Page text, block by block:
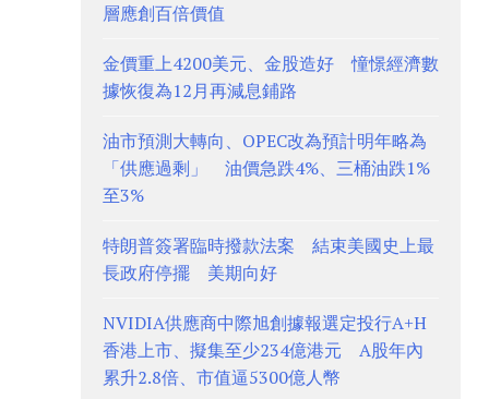
層應創百倍價值
金價重上4200美元、金股造好 憧憬經濟數
據恢復為12月再減息鋪路
油市預測大轉向、OPEC改為預計明年略為
「供應過剩」 油價急跌4%、三桶油跌1%
至3%
特朗普簽署臨時撥款法案 結束美國史上最
長政府停擺 美期向好
NVIDIA供應商中際旭創據報選定投行A+H
香港上市、擬集至少234億港元 A股年內
累升2.8倍、市值逼5300億人幣